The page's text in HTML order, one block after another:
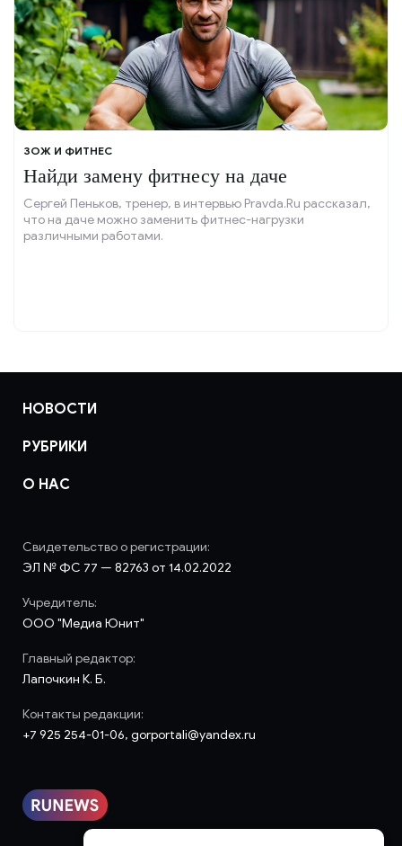
ЗОЖ И ФИТНЕС
Найди замену фитнесу на даче
Сергей Пеньков, тренер, в интервью Pravda.Ru рассказал,
что на даче можно заменить фитнес-нагрузки
различными работами.
НОВОСТИ
РУБРИКИ
О НАС
Свидетельство о регистрации:
ЭЛ № ФС 77 — 82763 от 14.02.2022
Учредитель:
ООО "Медиа Юнит"
Главный редактор:
Лапочкин К. Б.
Контакты редакции:
+7 925 254-01-06, gorportali@yandex.ru